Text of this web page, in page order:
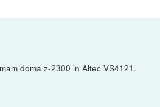
doma z-2300 in Altec VS4121.